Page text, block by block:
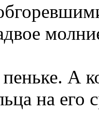
А
на